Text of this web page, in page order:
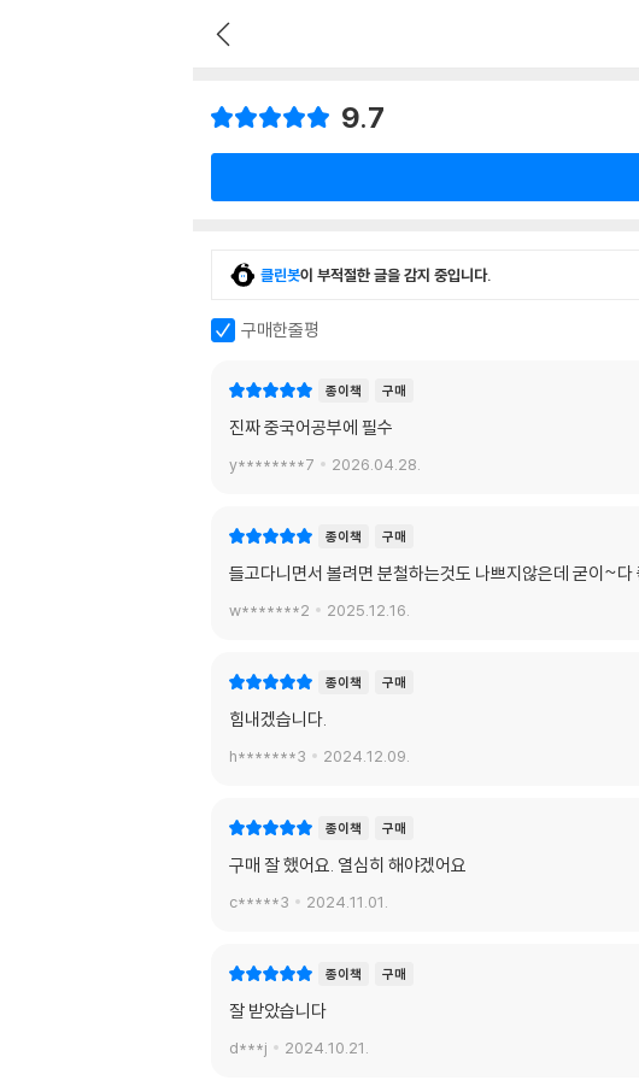
9.7
클린봇이 부적절한 글을 감지 중입니다.
구매한줄평
종이책 구매
진짜 중국어공부에 필수
y********7 2026.04.28.
종이책 구매
들고다니면서 볼려면 분철하는것도 나쁘지않은데 굳이~다
w*******2 2025.12.16.
종이책 구매
힘내겠습니다.
h*******3 2024.12.09.
종이책 구매
구매 잘 했어요. 열심히 해야겠어요
c*****3 2024.11.01.
종이책 구매
잘 받았습니다
d***j 2024.10.21.